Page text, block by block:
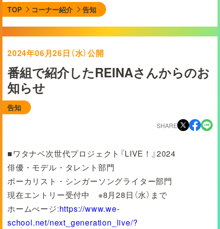
天気・防災
映画 アナウンサー
グッズ
TOP コーナー紹介 告知
2024年06月26日（水）公開
番組で紹介したREINAさんからのお
知らせ
告知
SHARE
■ワタナベ次世代プロジェクト『LIVE！』2024
俳優・モデル・タレント部門
ボーカリスト・シンガーソングライター部門
現在エントリー受付中 ※8月28日（水）まで
ホームぺージ:https://www.we-
school.net/next_generation_live/?